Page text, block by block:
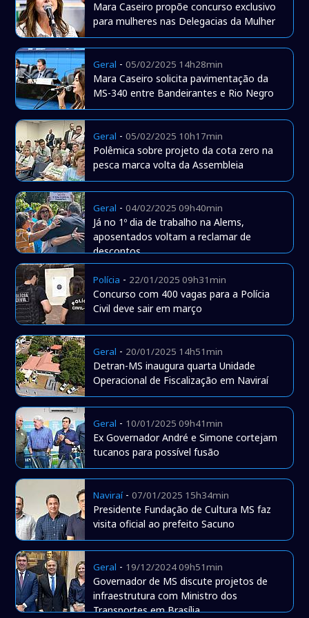
Mara Caseiro propõe concurso exclusivo
para mulheres nas Delegacias da Mulher
Geral -05/02/2025 14h28min
Mara Caseiro solicita pavimentação da
MS-340 entre Bandeirantes e Rio Negro
Geral -05/02/2025 10h17min
Polêmica sobre projeto da cota zero na
pesca marca volta da Assembleia
Geral -04/02/2025 09h40min
Já no 1º dia de trabalho na Alems,
aposentados voltam a reclamar de
descontos
Polícia - 22/01/2025 09h31min
Concurso com 400 vagas para a Polícia
Civil deve sair em março
Geral - 20/01/2025 14h51min
Detran-MS inaugura quarta Unidade
Operacional de Fiscalização em Naviraí
Geral - 10/01/2025 09h41min
Ex Governador André e Simone cortejam
tucanos para possível fusão
Naviraí-07/01/2025 15h34min
Presidente Fundação de Cultura MS faz
visita oficial ao prefeito Sacuno
Geral - 19/12/2024 09h51min
Governador de MS discute projetos de
infraestrutura com Ministro dos
Transportes em Brasília